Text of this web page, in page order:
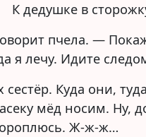
К дедушке в
пчела. —
я лечу. Идите
сестёр. Куда они,
мёд носим. Ну,
Ж-ж-ж…